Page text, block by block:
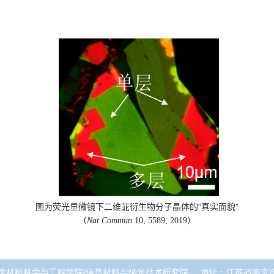
图为荧光显微镜下二维苝衍生物分子晶体的“真实面貌”
（Nat Commun 10, 5589, 2019）